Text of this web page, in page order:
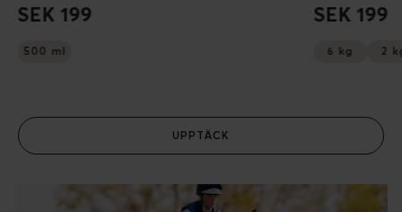
SEK 199
500 ml
SEK 199
6 kg 2
UPPTÄCK